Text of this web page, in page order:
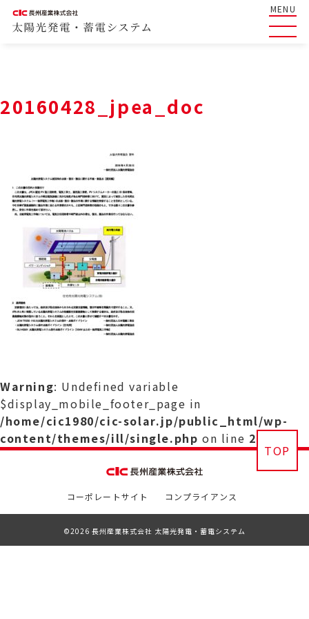
MENU
20160428_jpea_doc
Warning: Undefined variable
$display_mobile_footer_page in
/home/cic1980/cic-solar.jp/public_html/wp-
content/themes/ill/single.php on line 29
TOP
コーポレートサイト コンプライアンス
©2026 長州産業株式会社 太陽光発電・蓄電システム